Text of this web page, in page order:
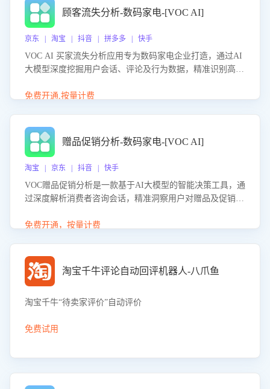
化率，避免陷入单纯价格竞争，实现精准扬长避短。
顾客流失分析-数码家电-[VOC AI]
京东 | 淘宝 | 抖音 | 拼多多 | 快手
VOC AI 买家流失分析应用专为数码家电企业打造，通过AI
大模型深度挖掘用户会话、评论及行为数据，精准识别高流
应延迟、竞品价格冲击等。系统自动输出可落地的挽回策
免费开通,按量计费
赠品促销分析-数码家电-[VOC AI]
淘宝 | 京东 | 抖音 | 快手
VOC赠品促销分析是一款基于AI大模型的智能决策工具，通
过深度解析消费者咨询会话，精准洞察用户对赠品及促销政
销诉求，帮助企业制定个性化赠品组合策略，优化资源投放
免费开通，按量计费
淘宝千牛评论自动回评机器人-八爪鱼
淘宝千牛“待卖家评价”自动评价
免费试用